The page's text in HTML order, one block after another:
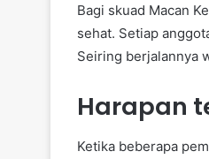
Bagi skuad Macan
sehat. Setiap
Seiring berjalannya
Harapan
Ketika beberapa